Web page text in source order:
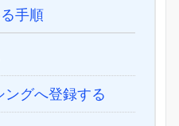
手順
ングへ登録する